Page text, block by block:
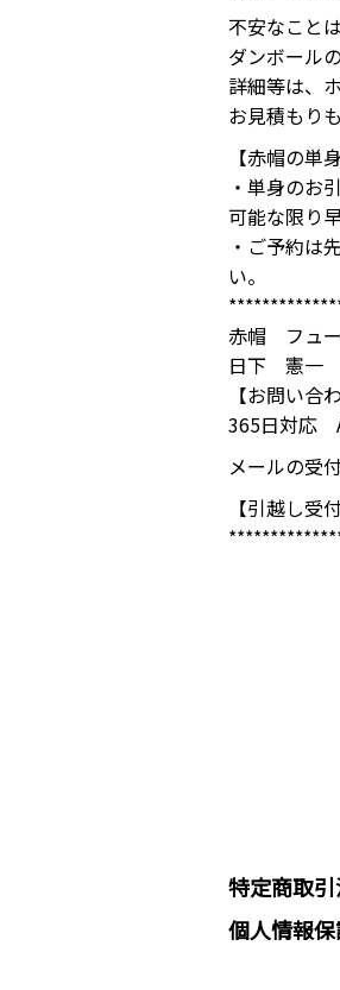
不安なこと
ダンボール
詳細等は、
お見積もり
【赤帽の単
・単身のお
可能な限り
・ご予約は
い。
赤帽 フュ
日下 憲一
【お問い合
365日対応
メールの受
【引越し受
特定商取
個人情報